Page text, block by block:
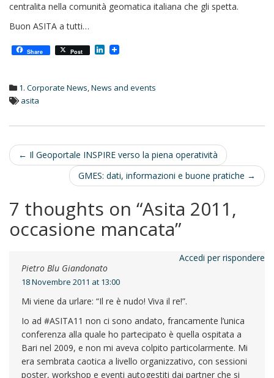
centralita nella comunità geomatica italiana che gli spetta.
Buon ASITA a tutti…
Share Post L
e
1. Corporate News,News and events
asita
Post
navigation
← Il Geoportale INSPIRE verso la piena operatività
GMES: dati, informazioni e buone pratiche →
7 thoughts on “Asita 2011,
occasione mancata”
Pietro Blu Giandonato
18 Novembre 2011 at 13:00
Mi viene da urlare: “Il re è nudo! Viva il re!”.
Io ad #ASITA11 non ci sono andato, francamente l’unica
conferenza alla quale ho partecipato è quella ospitata a
Bari nel 2009, e non mi aveva colpito particolarmente. Mi
era sembrata caotica a livello organizzativo, con sessioni
poster, workshop e eventi autogestiti dai partner che si
Accedi per rispondere